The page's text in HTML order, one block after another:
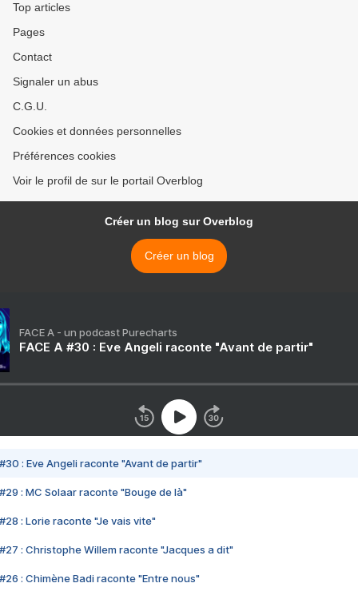
Top articles
Pages
Contact
Signaler un abus
C.G.U.
Cookies et données personnelles
Préférences cookies
Voir le profil de sur le portail Overblog
Créer un blog sur Overblog
Créer un blog
FACE A - un podcast Purecharts
FACE A #30 : Eve Angeli raconte "Avant de partir"
#30 : Eve Angeli raconte "Avant de partir"
#29 : MC Solaar raconte "Bouge de là"
#28 : Lorie raconte "Je vais vite"
#27 : Christophe Willem raconte "Jacques a dit"
#26 : Chimène Badi raconte "Entre nous"